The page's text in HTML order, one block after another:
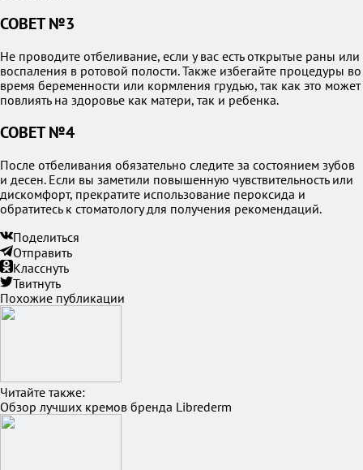
СОВЕТ №3
Не проводите отбеливание, если у вас есть открытые раны или
воспаления в ротовой полости. Также избегайте процедуры во
время беременности или кормления грудью, так как это может
повлиять на здоровье как матери, так и ребенка.
СОВЕТ №4
После отбеливания обязательно следите за состоянием зубов
и десен. Если вы заметили повышенную чувствительность или
дискомфорт, прекратите использование пероксида и
обратитесь к стоматологу для получения рекомендаций.
Поделиться
Отправить
Класснуть
Твитнуть
Похожие публикации
Читайте также:
Обзор лучших кремов бренда Librederm